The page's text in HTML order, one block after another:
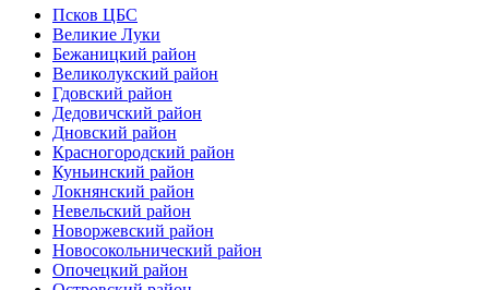
Псков ЦБС
Великие Луки
Бежаницкий район
Великолукский район
Гдовский район
Дедовичский район
Дновский район
Красногородский район
Куньинский район
Локнянский район
Невельский район
Новоржевский район
Новосокольнический район
Опочецкий район